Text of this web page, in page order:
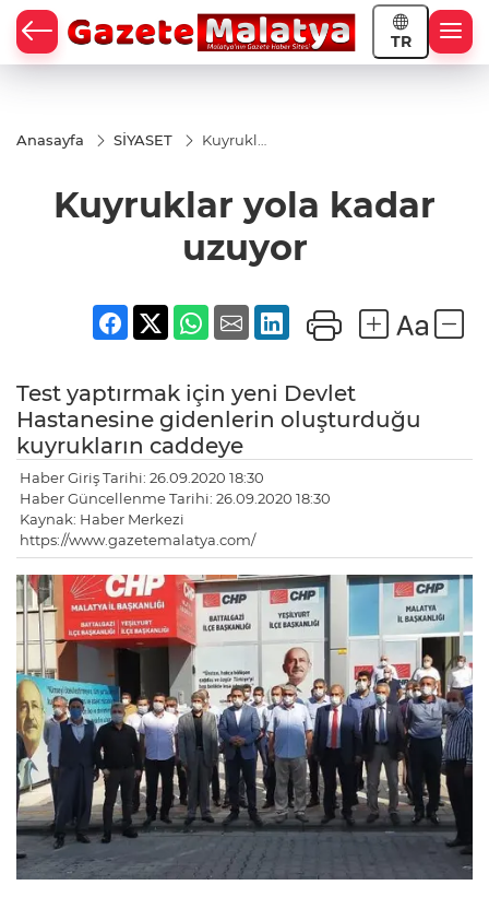
TR
Anasayfa SİYASET
Kuyruklar
Kuyruklar yola kadar
uzuyor
Test yaptırmak için yeni Devlet
Hastanesine gidenlerin oluşturduğu
kuyrukların caddeye
Haber Giriş Tarihi: 26.09.2020 18:30
Haber Güncellenme Tarihi: 26.09.2020 18:30
Kaynak: Haber Merkezi
https://www.gazetemalatya.com/